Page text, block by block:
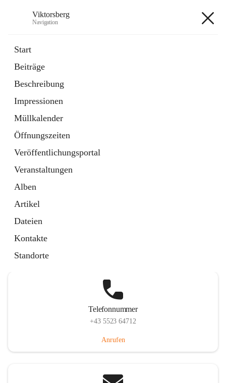
Viktorsberg
Navigation
Start
Beiträge
Beschreibung
Impressionen
Müllkalender
Öffnungszeiten
Veröffentlichungsportal
Veranstaltungen
Alben
Artikel
Dateien
Kontakte
Standorte
1 Schnellzugriff
Bürgerservice
10 Schnellzugriffe
Telefonnummer
+43 5523 64712
Anrufen